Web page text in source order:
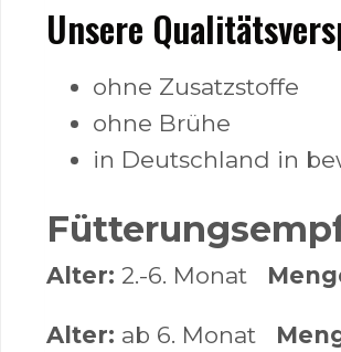
Unsere
ohne Zusatzstoffe
ohne Brühe
in Deutschland in
Alter: 2.-6. Monat
Alter: ab 6. Monat